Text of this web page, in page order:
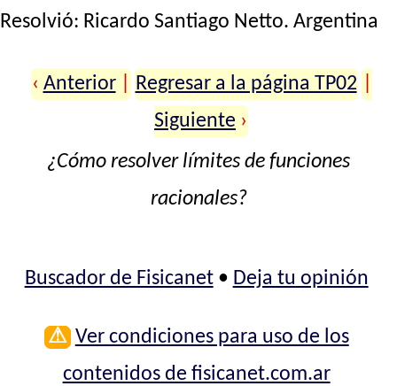
Resolvió: Ricardo Santiago Netto. Argentina
‹ Anterior Regresar a la página TP02
Siguiente ›
¿Cómo resolver límites de funciones
racionales?
Buscador de Fisicanet• Deja tu opinión
⚠ Ver condiciones para uso de los
contenidos de fisicanet.com.ar